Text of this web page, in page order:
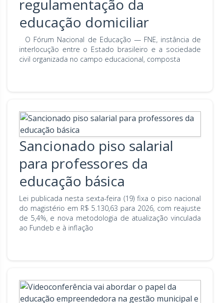
regulamentação da
educação domiciliar
O Fórum Nacional de Educação — FNE, instância de
interlocução entre o Estado brasileiro e a sociedade
civil organizada no campo educacional, composta
Sancionado piso salarial
para professores da
educação básica
Lei publicada nesta sexta-feira (19) fixa o piso nacional
do magistério em R$ 5.130,63 para 2026, com reajuste
de 5,4%, e nova metodologia de atualização vinculada
ao Fundeb e à inflação